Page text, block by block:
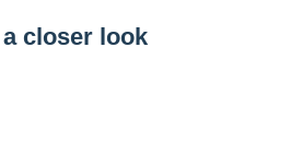
a closer look